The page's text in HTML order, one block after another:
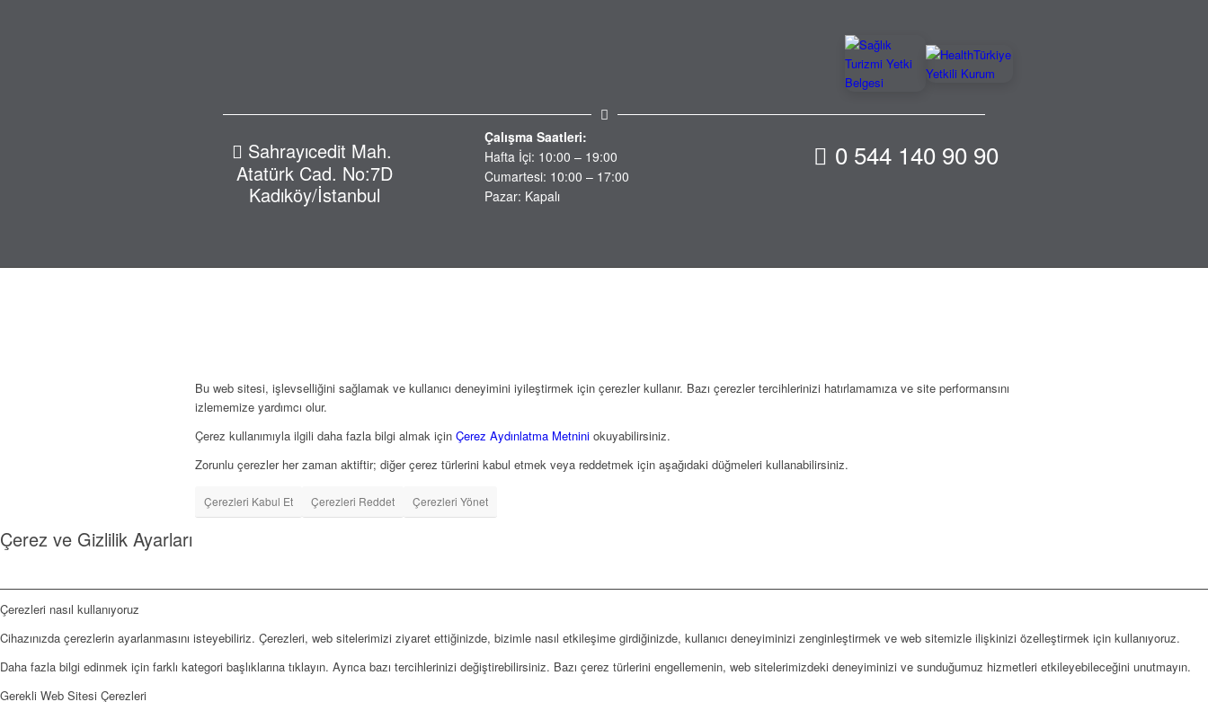
Sahrayıcedit Mah.
Atatürk Cad. No:7D
Kadıköy/İstanbul
Çalışma Saatleri:
Hafta İçi: 10:00 – 19:00
Cumartesi: 10:00 – 17:00
Pazar: Kapalı
0 544 140 90 90
Bu web sitesi, işlevselliğini sağlamak ve kullanıcı deneyimini iyileştirmek için çerezler kullanır. Bazı çerezler tercihlerinizi hatırlamamıza ve site performansını
izlememize yardımcı olur.
Çerez kullanımıyla ilgili daha fazla bilgi almak için Çerez Aydınlatma Metnini okuyabilirsiniz.
Zorunlu çerezler her zaman aktiftir; diğer çerez türlerini kabul etmek veya reddetmek için aşağıdaki düğmeleri kullanabilirsiniz.
Çerezleri Kabul Et Çerezleri Reddet Çerezleri Yönet
Çerez ve Gizlilik Ayarları
Çerezleri nasıl kullanıyoruz
Cihazınızda çerezlerin ayarlanmasını isteyebiliriz. Çerezleri, web sitelerimizi ziyaret ettiğinizde, bizimle nasıl etkileşime girdiğinizde, kullanıcı deneyiminizi zenginleştirmek ve web sitemizle ilişkinizi özelleştirmek için kullanıyoruz.
Daha fazla bilgi edinmek için farklı kategori başlıklarına tıklayın. Ayrıca bazı tercihlerinizi değiştirebilirsiniz. Bazı çerez türlerini engellemenin, web sitelerimizdeki deneyiminizi ve sunduğumuz hizmetleri etkileyebileceğini unutmayın.
Gerekli Web Sitesi Çerezleri